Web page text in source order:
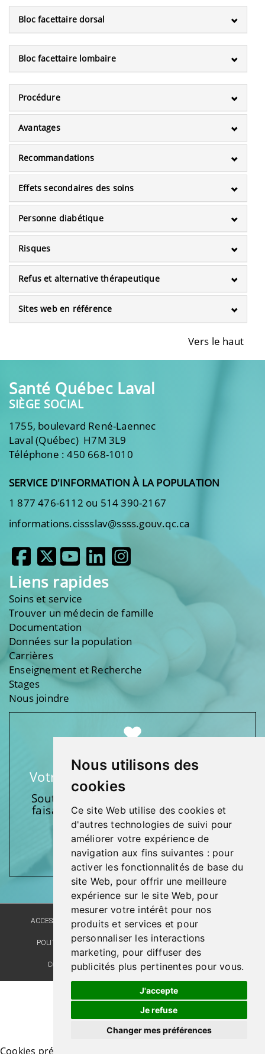
Nous utilisons des
cookies
Ce site Web utilise des cookies et
d'autres technologies de suivi pour
améliorer votre expérience de
navigation aux fins suivantes : pour
activer les fonctionnalités de base du
site Web, pour offrir une meilleure
expérience sur le site Web, pour
mesurer votre intérêt pour nos
produits et services et pour
personnaliser les interactions
marketing, pour diffuser des
publicités plus pertinentes pour vous.
J'accepte
Je refuse
Changer mes préférences
Bloc facettaire dorsal
Bloc facettaire lombaire
Procédure
Avantages
Recommandations
Effets secondaires des soins
Personne diabétique
Risques
Refus et alternative thérapeutique
Sites web en référence
Vers le haut
Santé Québec Laval
SIÈGE SOCIAL
1755, boulevard René-Laennec
Laval (Québec) H7M 3L9
Téléphone : 450 668-1010
SERVICE D'INFORMATION À LA POPULATION
1 877 476-6112 ou 514 390-2167
informations.cissslav@ssss.gouv.qc.ca
Liens rapides
Soins et service
Trouver un médecin de famille
Documentation
Données sur la population
Carrières
Enseignement et Recherche
Stages
Nous joindre
Votre soutien fait une différence
Soutenez l’une de nos fondations en
faisant un don et en participant aux
activités.
Donnez généreusement!
ACCESSIBILITÉ PLAN DU SITE POLITIQUE LINGUISTIQUE
POLITIQUE DE CONFIDENTIALITÉ RÉALISATION DU SITE
COMMENTAIRES, SUGGESTIONS, REMERCIEMENTS
© Santé Québec Laval, 2026
Cookies préférences